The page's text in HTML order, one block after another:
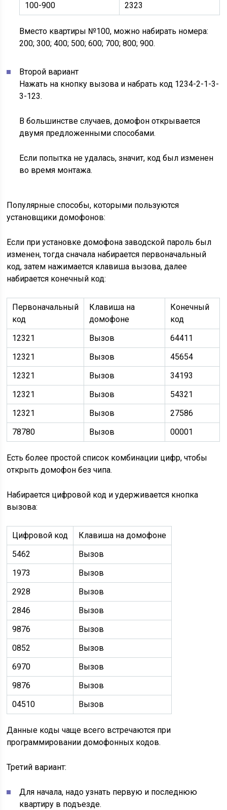
100-900
2323
Вместо квартиры №100, можно набирать номера:
200; 300; 400; 500; 600; 700; 800; 900.
Второй вариант
Нажать на кнопку вызова и набрать код 1234-2-1-3-
3-123.
В большинстве случаев, домофон открывается
двумя предложенными способами.
Если попытка не удалась, значит, код был изменен
во время монтажа.
Популярные способы, которыми пользуются
установщики домофонов:
Если при установке домофона заводской пароль был
изменен, тогда сначала набирается первоначальный
код, затем нажимается клавиша вызова, далее
набирается конечный код:
Первоначальный
код
Клавиша на
домофоне
Конечный
код
12321
Вызов
64411
12321
Вызов
45654
12321
Вызов
34193
12321
Вызов
54321
12321
Вызов
27586
78780
Вызов 00001
Есть более простой список комбинации цифр, чтобы
открыть домофон без чипа.
Набирается цифровой код и удерживается кнопка
вызова:
Цифровой код
Клавиша на домофоне
5462
Вызов
1973
Вызов
2928
Вызов
2846
Вызов
9876
Вызов
0852
Вызов
6970
Вызов
9876
Вызов
04510
Вызов
Данные коды чаще всего встречаются при
программировании домофонных кодов.
Третий вариант:
Для начала, надо узнать первую и последнюю
квартиру в подъезде.